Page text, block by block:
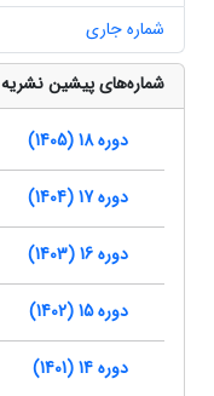
شماره جاری
شماره‌های پیشین نشریه
دوره 18 (1405)
دوره 17 (1404)
دوره 16 (1403)
دوره 15 (1402)
دوره 14 (1401)